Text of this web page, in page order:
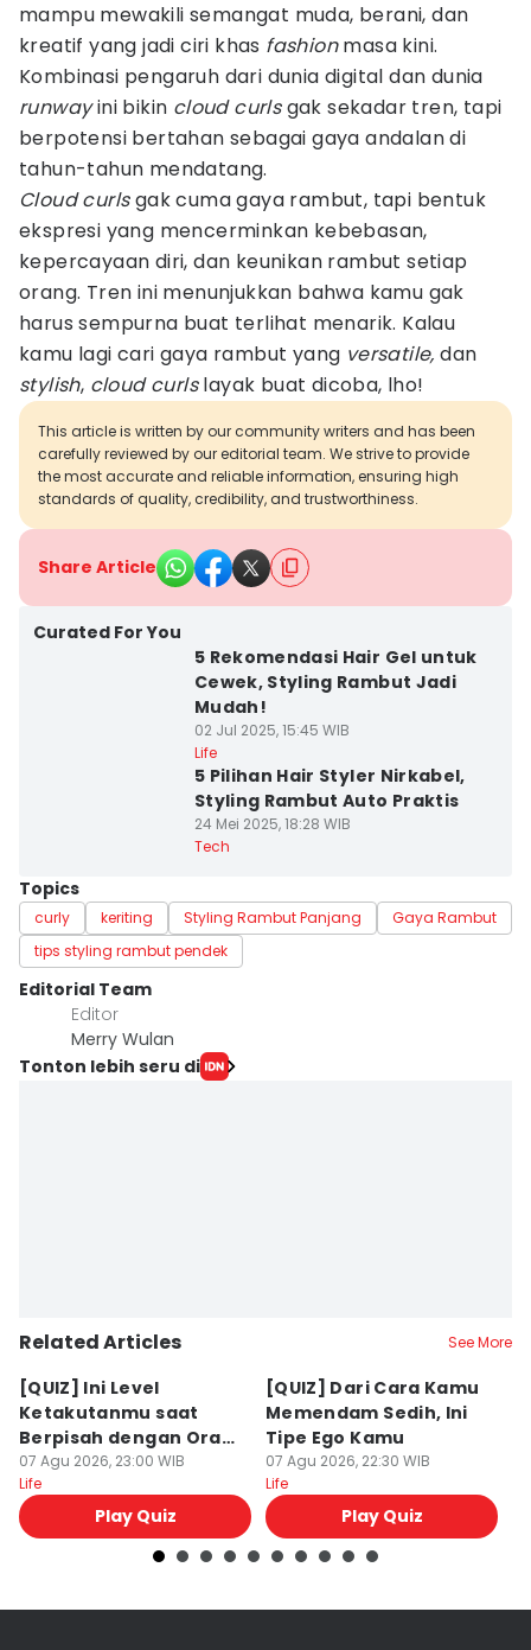
mampu mewakili semangat muda, berani, dan
kreatif yang jadi ciri khas fashionmasa kini.
Kombinasi pengaruh dari dunia digital dan dunia
runwayini bikin cloud curlsgak sekadar tren, tapi
berpotensi bertahan sebagai gaya andalan di
tahun-tahun mendatang.
Cloud curlsgak cuma gaya rambut, tapi bentuk
ekspresi yang mencerminkan kebebasan,
kepercayaan diri, dan keunikan rambut setiap
orang. Tren ini menunjukkan bahwa kamu gak
harus sempurna buat terlihat menarik. Kalau
kamu lagi cari gaya rambut yang versatile,dan
stylish, cloud curlslayak buat dicoba, lho!
This article is written by our community writers and has been
carefully reviewed by our editorial team. We strive to provide
the most accurate and reliable information, ensuring high
standards of quality, credibility, and trustworthiness.
Share Article
Curated For You
5 Rekomendasi Hair Gel untuk
Cewek, Styling Rambut Jadi
Mudah!
02 Jul 2025, 15:45 WIB
Life
5 Pilihan Hair Styler Nirkabel,
Styling Rambut Auto Praktis
24 Mei 2025, 18:28 WIB
Tech
Topics
curly keriting Styling Rambut Panjang
Gaya Rambut
tips styling rambut pendek
Editorial Team
Editor
Merry Wulan
Tonton lebih seru di
Related Articles See More
[QUIZ] Ini Level
Ketakutanmu saat
Berpisah dengan Orang
Lain
07 Agu 2026, 23:00 WIB
Life
Play Quiz
[QUIZ] Dari Cara Kamu
Memendam Sedih, Ini
Tipe Ego Kamu
07 Agu 2026, 22:30 WIB
Life
Play Quiz